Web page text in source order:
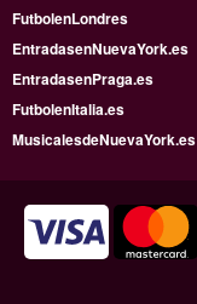
FutbolenLondres
EntradasenNuevaYork.es
EntradasenPraga.es
FutbolenItalia.es
MusicalesdeNuevaYork.es